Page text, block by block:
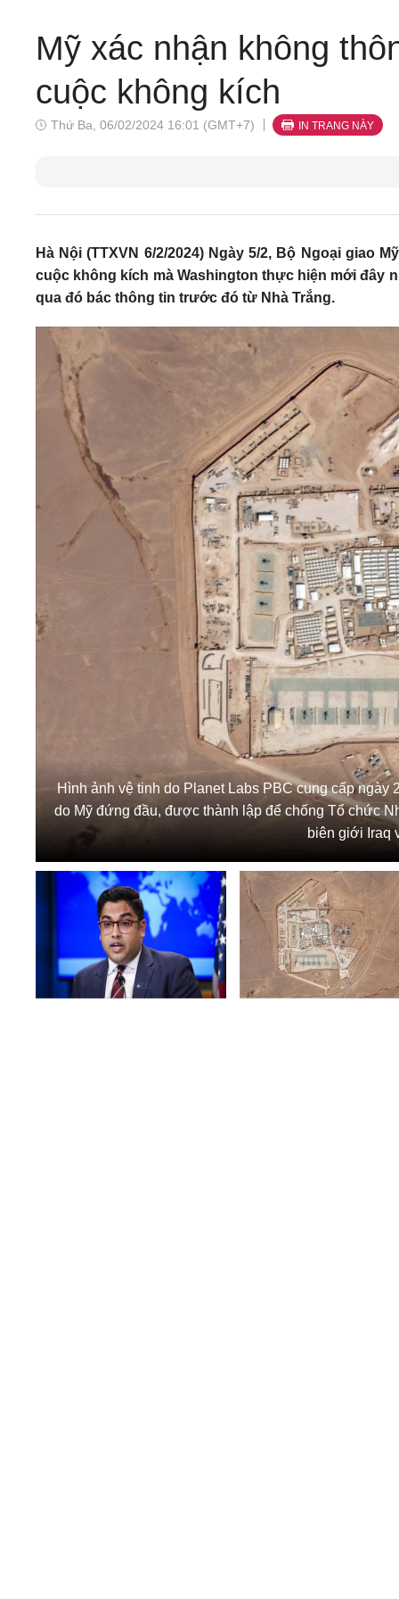
Mỹ xác nhận không
cuộc không kích
Thứ Ba, 06/02/2024 16:01 (GMT+7) IN TRANG NÀY
Hà Nội (TTXVN 6/2/2024) Ngày 5/2, Bộ Ngoại
cuộc không kích mà Washington thực hiện mới đây
qua đó bác thông tin trước đó từ Nhà Trắng.
Hình ảnh vệ tinh do Planet Labs PBC cung cấp
do Mỹ đứng đầu, được thành lập để chống Tổ chức
biên giới Iraq